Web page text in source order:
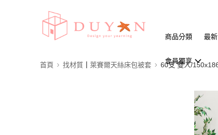
商品分類 最
會員獨享
首頁 找材質┃萊賽爾天絲床包被套 60支 雙人/